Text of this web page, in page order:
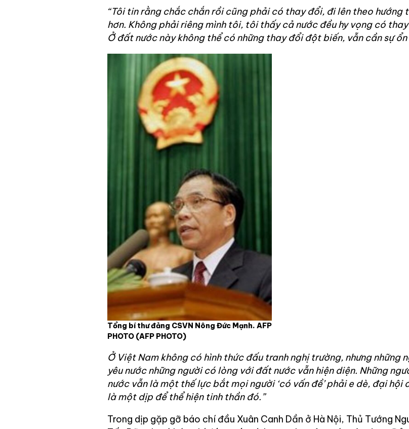
“Tôi tin rằng chắc chắn rồi cũng phải có thay đổi, đi lên theo hướng
hơn. Không phải riêng mình tôi, tôi thấy cả nước đều hy vọng có
Ở đất nước này không thể có những thay đổi đột biến, vẫn cần sự ổn
Tổng bí thư đảng CSVN Nông Đức Mạnh. AFP
PHOTO (AFP PHOTO)
Ở Việt Nam không có hình thức đấu tranh nghị trường, nhưng những
yêu nước những người có lòng với đất nước vẫn hiện diện. Những
nước vẫn là một thế lực bắt mọi người ‘có vấn đề’ phải e dè, đại hội
là một dịp để thể hiện tinh thần đó.”
Trong dịp gặp gỡ báo chí đầu Xuân Canh Dần ở Hà Nội, Thủ Tướng